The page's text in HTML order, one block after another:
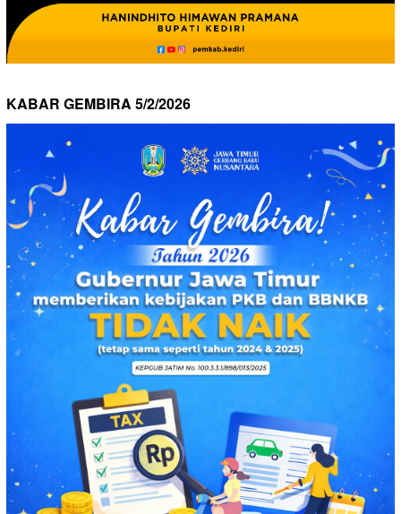
KABAR GEMBIRA 5/2/2026